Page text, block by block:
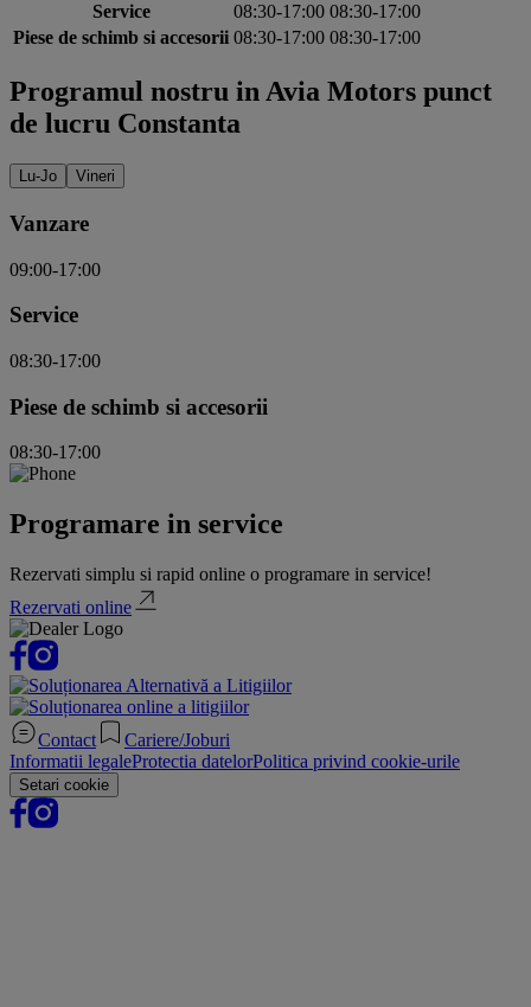
Service
08:30-17:00 08:30-17:00
Piese de schimb si accesorii 08:30-17:00 08:30-17:00
Programul nostru in Avia Motors punct
de lucru Constanta
Lu-Jo Vineri
Vanzare
09:00-17:00
Service
08:30-17:00
Piese de schimb si accesorii
08:30-17:00
Programare in service
Rezervati simplu si rapid online o programare in service!
Rezervati online
Contact
Cariere/Joburi
Informatii legaleProtectia datelorPolitica privind cookie-urile
Setari cookie